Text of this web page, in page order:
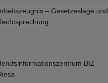
– Gesetzeslage und
BIZ